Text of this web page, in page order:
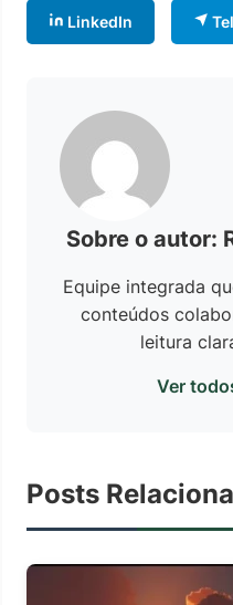
LinkedIn
Sobre o autor:
Equipe integrada
conteúdos
leitura
Ver
Posts